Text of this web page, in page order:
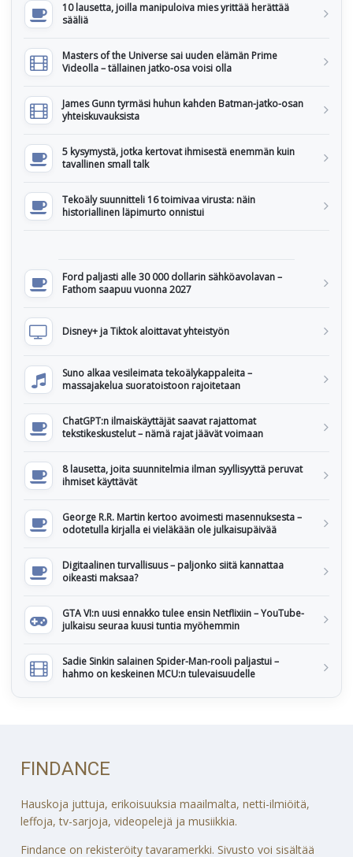
10 lausetta, joilla manipuloiva mies yrittää herättää
sääliä
Masters of the Universe sai uuden elämän Prime
Videolla – tällainen jatko-osa voisi olla
James Gunn tyrmäsi huhun kahden Batman-jatko-osan
yhteiskuvauksista
5 kysymystä, jotka kertovat ihmisestä enemmän kuin
tavallinen small talk
Tekoäly suunnitteli 16 toimivaa virusta: näin
historiallinen läpimurto onnistui
Ford paljasti alle 30 000 dollarin sähköavolavan –
Fathom saapuu vuonna 2027
Disney+ ja Tiktok aloittavat yhteistyön
Suno alkaa vesileimata tekoälykappaleita –
massajakelua suoratoistoon rajoitetaan
ChatGPT:n ilmaiskäyttäjät saavat rajattomat
tekstikeskustelut – nämä rajat jäävät voimaan
8 lausetta, joita suunnitelmia ilman syyllisyyttä peruvat
ihmiset käyttävät
George R.R. Martin kertoo avoimesti masennuksesta –
odotetulla kirjalla ei vieläkään ole julkaisupäivää
Digitaalinen turvallisuus – paljonko siitä kannattaa
oikeasti maksaa?
GTA VI:n uusi ennakko tulee ensin Netflixiin – YouTube-
julkaisu seuraa kuusi tuntia myöhemmin
Sadie Sinkin salainen Spider-Man-rooli paljastui –
hahmo on keskeinen MCU:n tulevaisuudelle
FINDANCE
Hauskoja juttuja, erikoisuuksia maailmalta, netti-ilmiöitä,
leffoja, tv-sarjoja, videopelejä ja musiikkia.
Findance on rekisteröity tavaramerkki. Sivusto voi sisältää